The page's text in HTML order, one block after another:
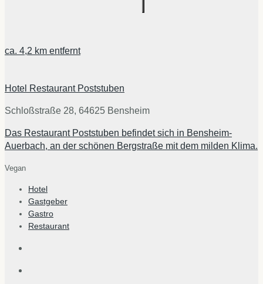
ca. 4,2 km entfernt
Hotel Restaurant Poststuben
Schloßstraße 28, 64625 Bensheim
Das Restaurant Poststuben befindet sich in Bensheim-
Auerbach, an der schönen Bergstraße mit dem milden Klima.
Vegan
Hotel
Gastgeber
Gastro
Restaurant